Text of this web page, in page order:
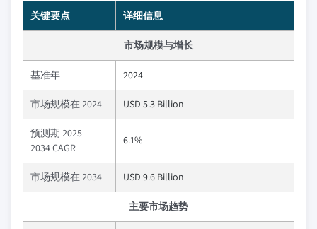
关键要点 详细信息
市场规模与增长
基准年 2024
市场规模在 2024 USD 5.3 Billion
预测期 2025 -
2034 CAGR
6.1%
市场规模在 2034 USD 9.6 Billion
主要市场趋势